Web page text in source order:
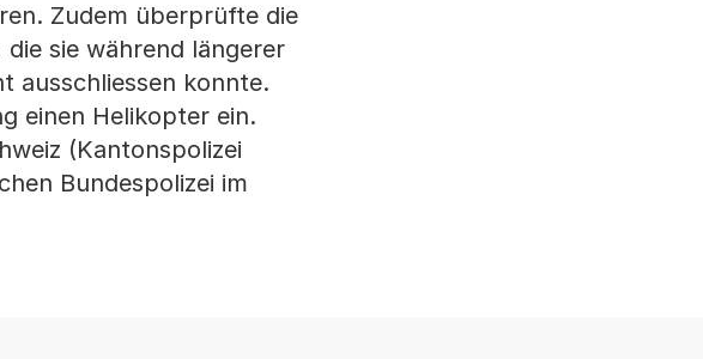
Zudem überprüfte die
sie während längerer
ausschliessen konnte.
einen Helikopter ein.
(Kantonspolizei
Bundespolizei im